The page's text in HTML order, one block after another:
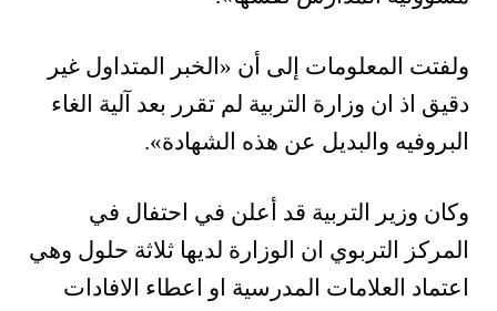
ولفتت المعلومات إلى أن «الخبر المتداول غير
دقيق اذ ان وزارة التربية لم تقرر بعد آلية الغاء
البروفيه والبديل عن هذه الشهادة».
وكان وزير التربية قد أعلن في احتفال في
المركز التربوي ان الوزارة لديها ثلاثة حلول وهي
اعتماد العلامات المدرسية او اعطاء الافادات